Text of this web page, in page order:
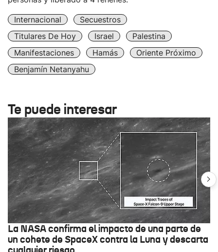
Internacional
Secuestros
Titulares De Hoy
Israel
Palestina
Manifestaciones
Hamás
Oriente Próximo
Benjamín Netanyahu
Te puede interesar
La NASA confirma el impacto de una parte de
un cohete de SpaceX contra la Luna y descarta